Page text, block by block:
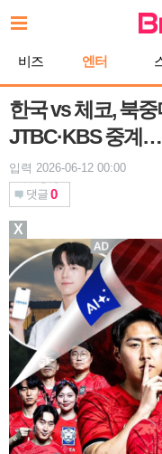
문
비즈 엔터
한국 vs 체코, 북
JTBC·KBS 중계
입력 2026-06-12 00:00
댓글 0
X